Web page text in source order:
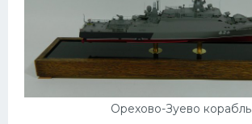
Орехово-Зуево корабль